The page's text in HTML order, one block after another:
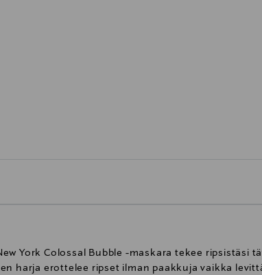
York Colossal Bubble -maskara tekee
harja erottelee ripset ilman paakkuja vaikka